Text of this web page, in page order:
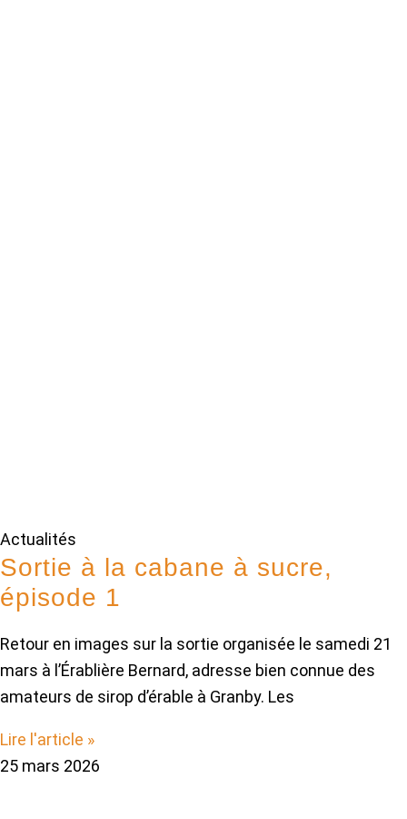
Actualités
Sortie à la cabane à sucre,
épisode 1
Retour en images sur la sortie organisée le samedi 21
mars à l’Érablière Bernard, adresse bien connue des
amateurs de sirop d’érable à Granby. Les
Lire l'article »
25 mars 2026